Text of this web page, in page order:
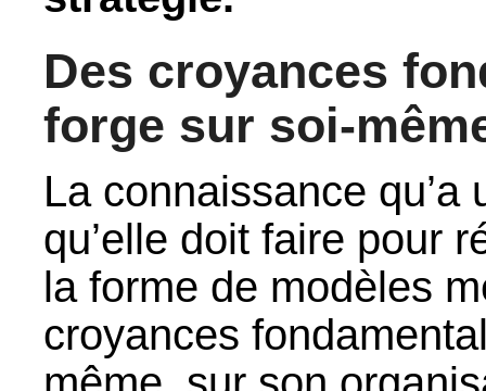
Des croyances
forge sur soi-
La connaissance
qu’elle doit faire pour
la forme de modèles
croyances